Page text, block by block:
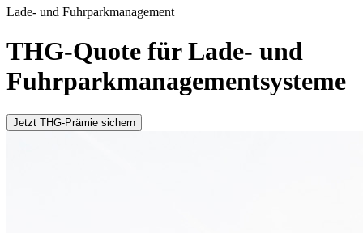
Lade- und Fuhrparkmanagement
THG-Quote für Lade- und
Fuhrparkmanagementsysteme
Jetzt THG-Prämie sichern